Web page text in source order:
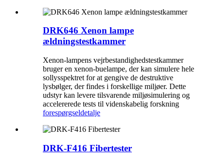
DRK646 Xenon lampe
ældningstestkammer
Xenon-lampens vejrbestandighedstestkammer
bruger en xenon-buelampe, der kan simulere hele
sollysspektret for at gengive de destruktive
lysbølger, der findes i forskellige miljøer. Dette
udstyr kan levere tilsvarende miljøsimulering og
accelererede tests til videnskabelig forskning
forespørgseldetalje
DRK-F416 Fibertester